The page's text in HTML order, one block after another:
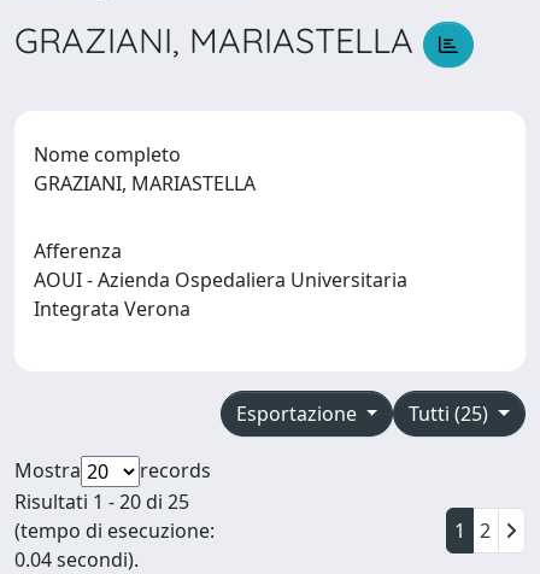
GRAZIANI, MARIASTELLA
Nome completo
GRAZIANI, MARIASTELLA
Afferenza
AOUI - Azienda Ospedaliera Universitaria
Integrata Verona
Tutti (25)
Esportazione
Mostra
records
Risultati 1 - 20 di 25
(tempo di esecuzione:
0.04 secondi).
1 2